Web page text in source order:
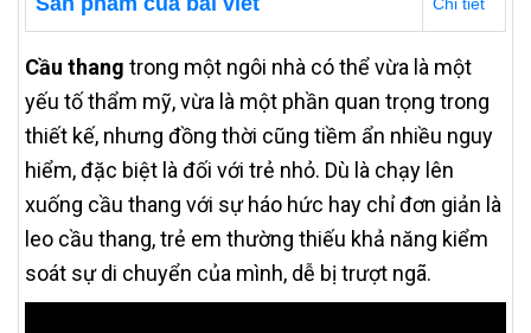
Cầu thang trong một ngôi nhà có thể vừa là một
yếu tố thẩm mỹ, vừa là một phần quan trọng trong
thiết kế, nhưng đồng thời cũng tiềm ẩn nhiều nguy
hiểm, đặc biệt là đối với trẻ nhỏ. Dù là chạy lên
xuống cầu thang với sự háo hức hay chỉ đơn giản là
leo cầu thang, trẻ em thường thiếu khả năng kiểm
soát sự di chuyển của mình, dễ bị trượt ngã.